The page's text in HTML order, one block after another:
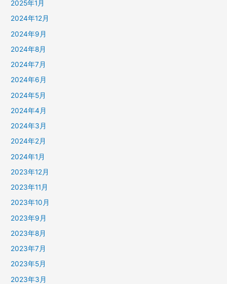
2025年1月
2024年12月
2024年9月
2024年8月
2024年7月
2024年6月
2024年5月
2024年4月
2024年3月
2024年2月
2024年1月
2023年12月
2023年11月
2023年10月
2023年9月
2023年8月
2023年7月
2023年5月
2023年3月